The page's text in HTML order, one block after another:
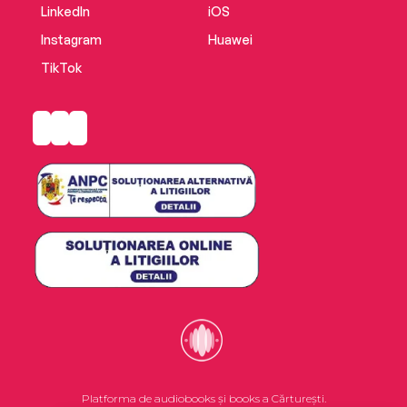
LinkedIn
Instagram
TikTok
iOS
Huawei
Platforma de audiobooks și books a Cărturești.